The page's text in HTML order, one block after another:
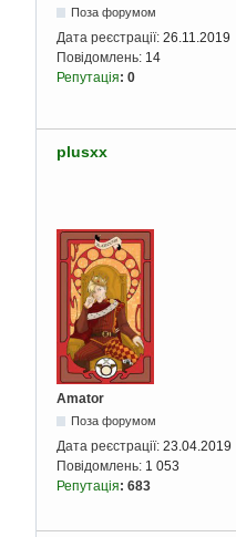
Поза форумом
Дата реєстрації: 26.11.2019
Повідомлень: 14
Репутація: 0
plusxx
Amator
Поза форумом
Дата реєстрації: 23.04.2019
Повідомлень: 1 053
Репутація: 683